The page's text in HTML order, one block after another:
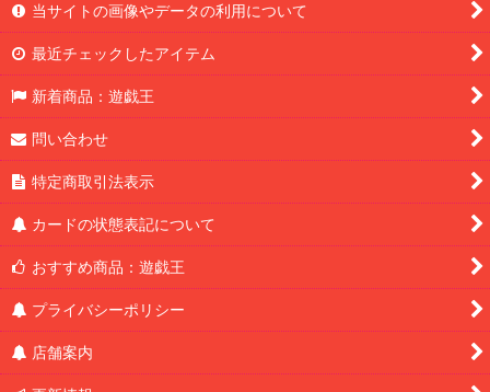
当サイトの画像やデータの利用について
最近チェックしたアイテム
新着商品：遊戯王
問い合わせ
特定商取引法表示
カードの状態表記について
おすすめ商品：遊戯王
プライバシーポリシー
店舗案内